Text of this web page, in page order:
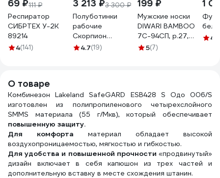
69 ₽111 ₽
Респиратор
СИБРТЕХ У-2К
89214
4(141)
3 213 ₽3 300 ₽
Полуботинки
рабочие
Скорпион
"Пионер"
4.7(19)
199 ₽
Мужские носки
DIWARI BAMBOO
7С-94СП, р.27,
000 черный
5(7)
1
4
О товаре
Комбинезон Lakeland SafeGARD ESB428 S Одо 006/S
изготовлен из полипропиленового четырехслойного
SMMS материала (55 г/Мкв), который обеспечивает
повышенную защиту.
Для комфорта материал обладает высокой
воздухопроницаемостью, мягкостью и гибкостью.
Для удобства и повышенной прочности «продвинутый»
дизайн включает в себя капюшон из трех частей и
дополнительную вставку в месте схождения штанин.